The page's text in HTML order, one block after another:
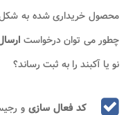
محصول خریداری شده به شکل
چطور می توان درخواست
نو یا آکبند را به ثبت رساند؟
کد فعال سازی و